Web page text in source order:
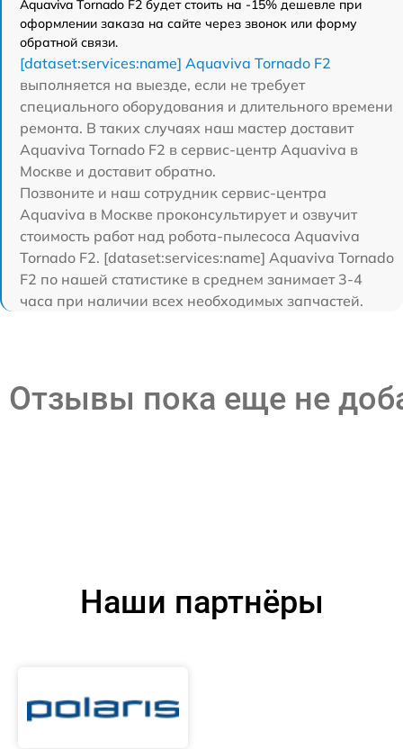
Aquaviva Tornado F2 будет стоить на -15% дешевле при
оформлении заказа на сайте через звонок или форму
обратной связи.
[dataset:services:name] Aquaviva Tornado F2
выполняется на выезде, если не требует
специального оборудования и длительного времени
ремонта. В таких случаях наш мастер доставит
Aquaviva Tornado F2 в сервис-центр Aquaviva в
Москве и доставит обратно.
Позвоните и наш сотрудник сервис-центра
Aquaviva в Москве проконсультирует и озвучит
стоимость работ над робота-пылесоса Aquaviva
Tornado F2. [dataset:services:name] Aquaviva Tornado
F2 по нашей статистике в среднем занимает 3-4
часа при наличии всех необходимых запчастей.
Отзывы пока еще не
Наши партнёры